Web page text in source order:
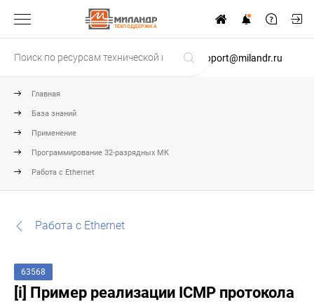
ТЕХПОДДЕРЖКА
support@milandr.ru
Главная
База знаний
Применение
Программирование 32-разрядных МК
Работа с Ethernet
Работа с Ethernet
63568
[i] Пример реализации ICMP протокола